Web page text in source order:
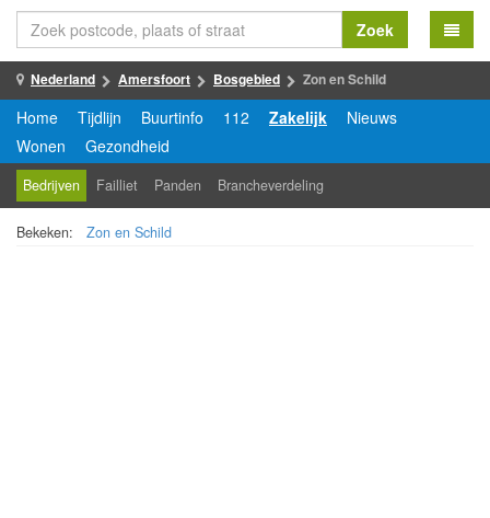
Zoek
Nederland Amersfoort Bosgebied Zon en Schild
Home Tijdlijn Buurtinfo 112 Zakelijk
Nieuws
Wonen
Gezondheid
Bedrijven Failliet Panden Brancheverdeling
Bekeken: Zon en Schild